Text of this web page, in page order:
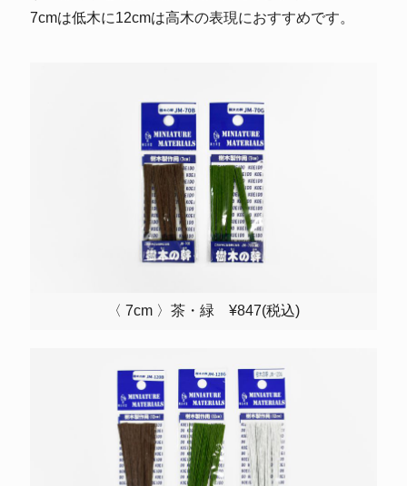
7cmは低木に12cmは高木の表現におすすめです。
〈 7cm 〉茶・緑 ¥847(税込)